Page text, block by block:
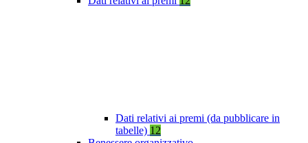
Dati relativi ai premi (da pubblicare in
tabelle) 12